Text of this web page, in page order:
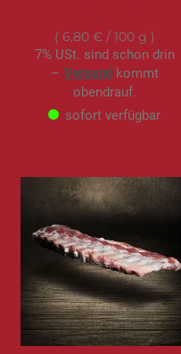
6,80 €/ 100 g
7% USt. sind schon drin
– Versandkommt
obendrauf.
sofort verfügbar